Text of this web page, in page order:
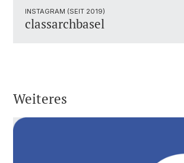
INSTAGRAM (SEIT 2019)
classarchbasel
Weiteres